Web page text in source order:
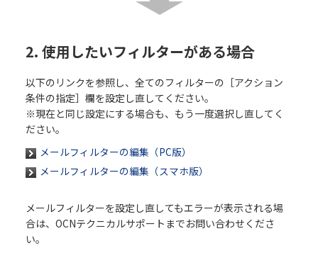
2. 使用したいフィルターがある場合
以下のリンクを参照し、全てのフィルターの［アクション
条件の指定］欄を設定し直してください。
※現在と同じ設定にする場合も、もう一度選択し直してく
ださい。
メールフィルターの編集（PC版）
メールフィルターの編集（スマホ版）
メールフィルターを設定し直してもエラーが表示される場
合は、OCNテクニカルサポートまでお問い合わせくださ
い。